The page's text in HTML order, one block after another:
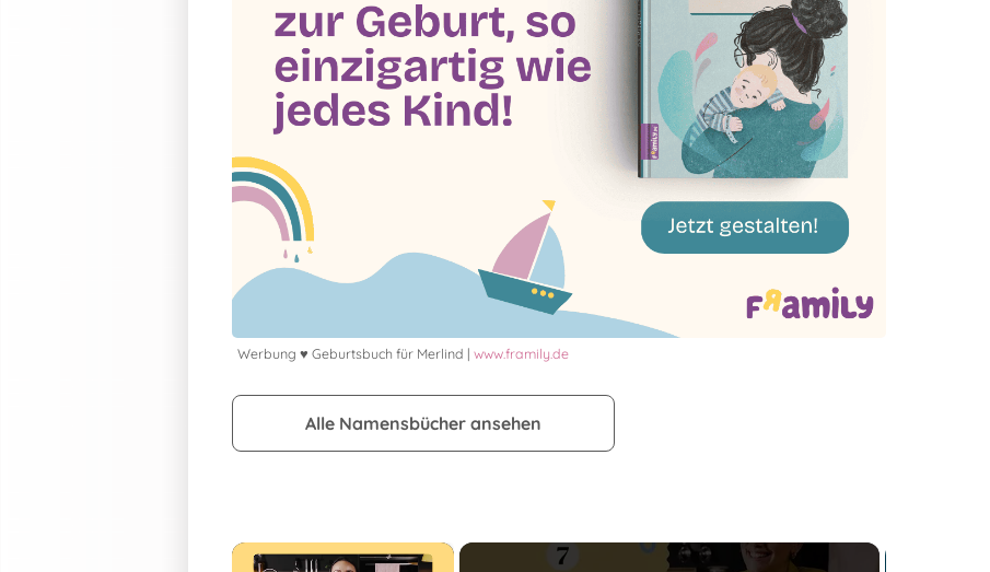
Werbung ♥ Geburtsbuch für Merlind | www.framily.de
Alle Namensbücher ansehen
×